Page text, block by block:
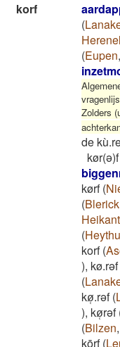
korf
(
(Eupen,
Zolders
de
kør(ǝ)f
kørf(
(Blerick
Heikant
(
korf(
), kø.rǝf
(
kø̜.rǝf(
), kø̜rǝf
(Bilzen,
kǭrf(